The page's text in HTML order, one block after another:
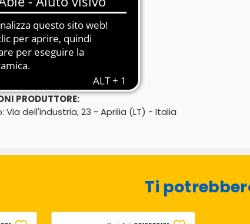
PRODUTTORE:
Via dell'industria, 23 - Aprilia (LT) - Italia
Ti